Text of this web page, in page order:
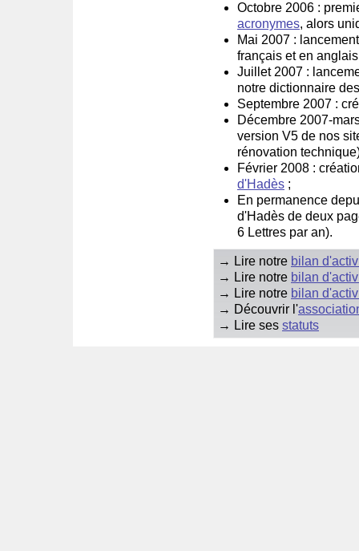
Octobre 2006 :
acronymes, alors
Mai 2007 :
français et en
Juillet 2007 :
notre dictionnaire
Septembre 2007 :
Décembre 2007-
version V5 de nos
rénovation
Février 2008 :
d'Hadès ;
En permanence
d'Hadès de deux
6 Lettres par an).
→ Lire notre bilan
→ Lire notre bilan
→ Lire notre bilan
→ Découvrir l'
→ Lire ses statuts